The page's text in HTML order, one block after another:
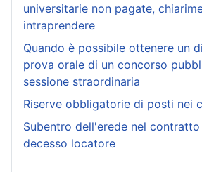
universitarie non pagate,
intraprendere
Quando è possibile ottenere un
prova orale di un concorso
sessione straordinaria
Riserve obbligatorie di posti nei
Subentro dell'erede nel
decesso locatore